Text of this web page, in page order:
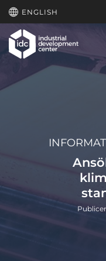
Hoppa till
ENGLISH